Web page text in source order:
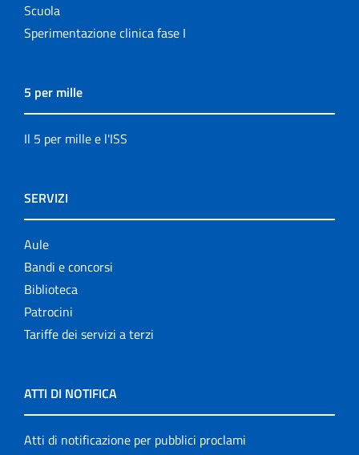
Scuola
Sperimentazione clinica fase I
5 per mille
Il 5 per mille e l'ISS
SERVIZI
Aule
Bandi e concorsi
Biblioteca
Patrocini
Tariffe dei servizi a terzi
ATTI DI NOTIFICA
Atti di notificazione per pubblici proclami